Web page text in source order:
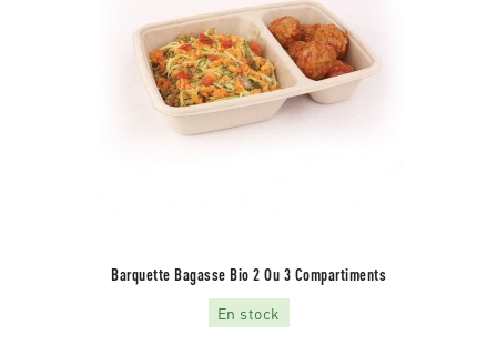
Barquette Bagasse Bio 2 Ou 3 Compartiments
En stock